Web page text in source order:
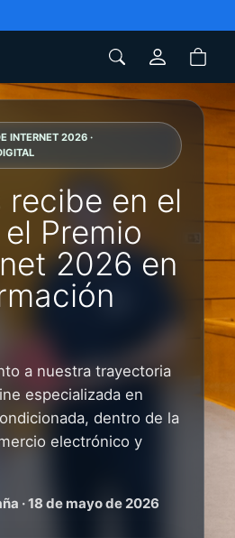
INTERNET 2026 ·
recibe en el
Premio
2026 en
a nuestra trayectoria
especializada en
dentro de la
electrónico y
· 18 de mayo de 2026